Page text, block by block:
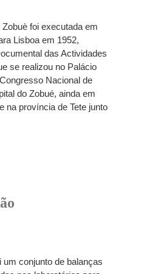
foi executada em
Lisboa em 1952,
das Actividades
se realizou no Palácio
Nacional de
do Zobué, ainda em
na província de Tete junto
conjunto de balanças